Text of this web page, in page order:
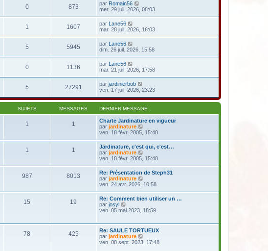
0 873 par Romain56
mer. 29 juil. 2026, 08:03
1 1607 par Lane56
mar. 28 juil. 2026, 16:03
5 5945 par Lane56
dim. 26 juil. 2026, 15:58
0 1136 par Lane56
mar. 21 juil. 2026, 17:58
5 27291 par jardinierbob
ven. 17 juil. 2026, 23:23
SUJETS MESSAGES DERNIER MESSAGE
1 1
Charte Jardinature en vigueur
par jardinature
o
l
e
d
e
r
i
e
r
m
e
s
a
g
ven. 18 févr. 2005, 15:40
1 1
Jardinature, c'est qui, c'est…
par jardinature
o
l
e
d
e
r
i
r
m
e
s
ven. 18 févr. 2005, 15:48
987 8013
Re: Présentation de Steph31
par jardinature
o
l
e
d
r
n
e
ven. 24 avr. 2026, 10:58
15 19
Re: Comment bien utiliser un …
par josyl
o
l
e
d
e
ven. 05 mai 2023, 18:59
78 425
Re: SAULE TORTUEUX
par jardinature
ven. 08 sept. 2023, 17:48